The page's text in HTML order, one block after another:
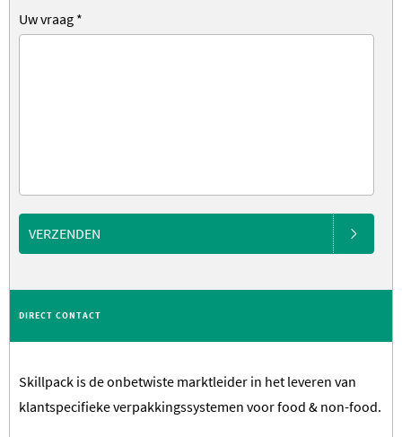
Uw vraag *
VERZENDEN
DIRECT CONTACT
Skillpack is de onbetwiste marktleider in het leveren van
klantspecifieke verpakkingssystemen voor food & non-food.